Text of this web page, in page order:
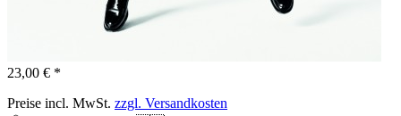
23,00 € *
Preise incl. MwSt. zzgl. Versandkosten